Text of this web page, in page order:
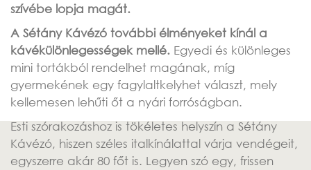
szívébe lopja magát.
A Sétány Kávézó további élményeket kínál a
kávékülönlegességek mellé. Egyedi és különleges
mini tortákból rendelhet magának, míg
gyermekének egy fagylaltkelyhet választ, mely
kellemesen lehűti őt a nyári forróságban.
Esti szórakozáshoz is tökéletes helyszín a Sétány
Kávézó, hiszen széles italkínálattal várja vendégeit,
egyszerre akár 80 főt is. Legyen szó egy, frissen